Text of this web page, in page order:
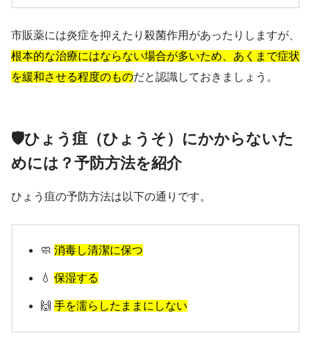
市販薬には炎症を抑えたり殺菌作用があったりしますが、
根本的な治療にはならない場合が多いため、あくまで症状
を緩和させる程度のものだと認識しておきましょう。
🛡️ひょう疽（ひょうそ）にかからないた
めには？予防方法を紹介
ひょう疽の予防方法は以下の通りです。
🧼 消毒し清潔に保つ
💧 保湿する
🙌 手を濡らしたままにしない